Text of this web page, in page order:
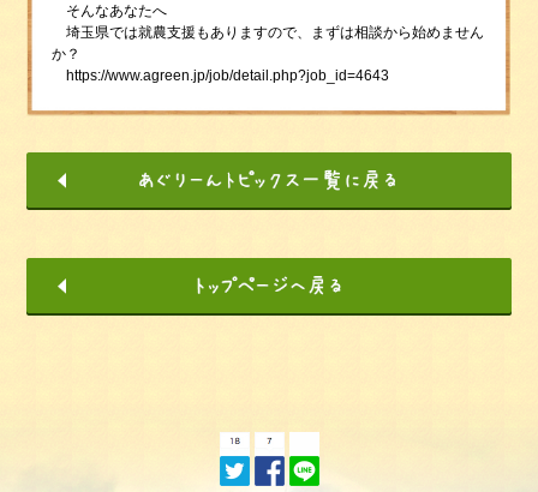
そんなあなたへ
埼玉県では就農支援もありますので、まずは相談から始めません
か？
https://www.agreen.jp/job/detail.php?job_id=4643